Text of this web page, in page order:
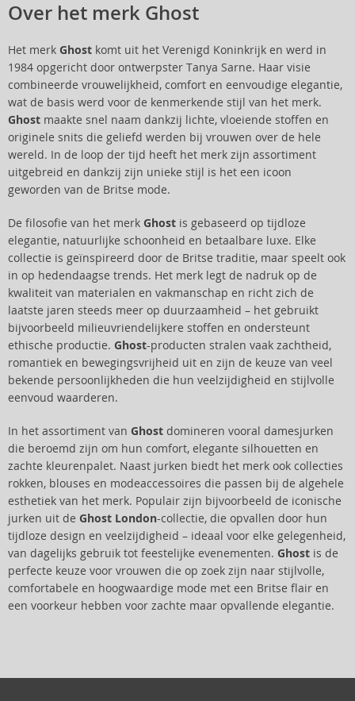
Over het merk Ghost
Het merk Ghost komt uit het Verenigd Koninkrijk en werd in
1984 opgericht door ontwerpster Tanya Sarne. Haar visie
combineerde vrouwelijkheid, comfort en eenvoudige elegantie,
wat de basis werd voor de kenmerkende stijl van het merk.
Ghost maakte snel naam dankzij lichte, vloeiende stoffen en
originele snits die geliefd werden bij vrouwen over de hele
wereld. In de loop der tijd heeft het merk zijn assortiment
uitgebreid en dankzij zijn unieke stijl is het een icoon
geworden van de Britse mode.
De filosofie van het merk Ghost is gebaseerd op tijdloze
elegantie, natuurlijke schoonheid en betaalbare luxe. Elke
collectie is geïnspireerd door de Britse traditie, maar speelt ook
in op hedendaagse trends. Het merk legt de nadruk op de
kwaliteit van materialen en vakmanschap en richt zich de
laatste jaren steeds meer op duurzaamheid – het gebruikt
bijvoorbeeld milieuvriendelijkere stoffen en ondersteunt
ethische productie. Ghost-producten stralen vaak zachtheid,
romantiek en bewegingsvrijheid uit en zijn de keuze van veel
bekende persoonlijkheden die hun veelzijdigheid en stijlvolle
eenvoud waarderen.
In het assortiment van Ghost domineren vooral damesjurken
die beroemd zijn om hun comfort, elegante silhouetten en
zachte kleurenpalet. Naast jurken biedt het merk ook collecties
rokken, blouses en modeaccessoires die passen bij de algehele
esthetiek van het merk. Populair zijn bijvoorbeeld de iconische
jurken uit de Ghost London-collectie, die opvallen door hun
tijdloze design en veelzijdigheid – ideaal voor elke gelegenheid,
van dagelijks gebruik tot feestelijke evenementen. Ghost is de
perfecte keuze voor vrouwen die op zoek zijn naar stijlvolle,
comfortabele en hoogwaardige mode met een Britse flair en
een voorkeur hebben voor zachte maar opvallende elegantie.